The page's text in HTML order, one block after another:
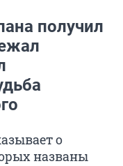
получил
о
названы